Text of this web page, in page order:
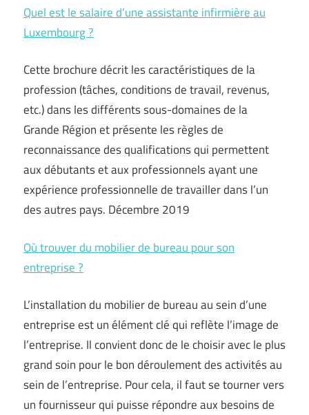
Quel est le salaire d’une assistante infirmière au
Luxembourg ?
Cette brochure décrit les caractéristiques de la
profession (tâches, conditions de travail, revenus,
etc.) dans les différents sous-domaines de la
Grande Région et présente les règles de
reconnaissance des qualifications qui permettent
aux débutants et aux professionnels ayant une
expérience professionnelle de travailler dans l’un
des autres pays. Décembre 2019
Où trouver du mobilier de bureau pour son
entreprise ?
L’installation du mobilier de bureau au sein d’une
entreprise est un élément clé qui reflète l’image de
l’entreprise. Il convient donc de le choisir avec le plus
grand soin pour le bon déroulement des activités au
sein de l’entreprise. Pour cela, il faut se tourner vers
un fournisseur qui puisse répondre aux besoins de